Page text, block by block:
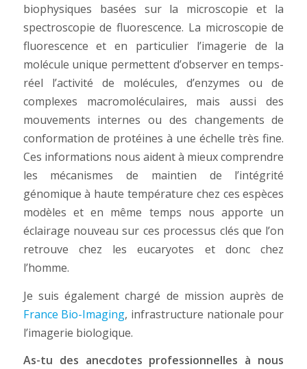
biophysiques basées sur la microscopie et la
spectroscopie de fluorescence. La microscopie de
fluorescence et en particulier l’imagerie de la
molécule unique permettent d’observer en temps-
réel l’activité de molécules, d’enzymes ou de
complexes macromoléculaires, mais aussi des
mouvements internes ou des changements de
conformation de protéines à une échelle très fine.
Ces informations nous aident à mieux comprendre
les mécanismes de maintien de l’intégrité
génomique à haute température chez ces espèces
modèles et en même temps nous apporte un
éclairage nouveau sur ces processus clés que l’on
retrouve chez les eucaryotes et donc chez
l’homme.
Je suis également chargé de mission auprès de
France Bio-Imaging, infrastructure nationale pour
l’imagerie biologique.
As-tu des anecdotes professionnelles à nous